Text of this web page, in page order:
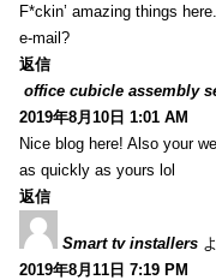
F*ckin’ amazing things
e-mail?
返信
office cubicle assembly
2019年8月10日 1:01 AM
Nice blog here! Also your
as quickly as yours lol
返信
Smart tv installers
2019年8月11日 7:19 PM